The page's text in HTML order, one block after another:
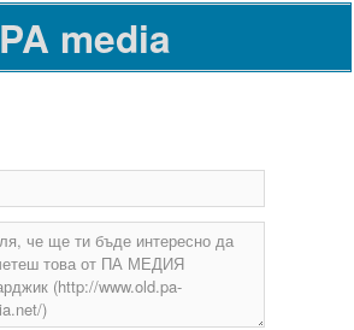
PA media